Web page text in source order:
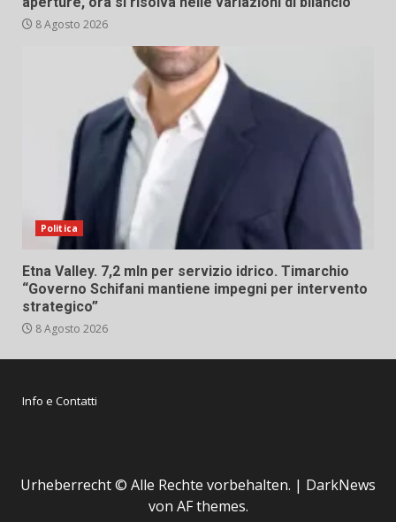
8 Agosto 2026
Politica
Etna Valley. 7,2 mln per servizio idrico. Timarchio
“Governo Schifani mantiene impegni per intervento
strategico”
8 Agosto 2026
Info e Contatti
Urheberrecht © Alle Rechte vorbehalten. | DarkNews
von AF themes.